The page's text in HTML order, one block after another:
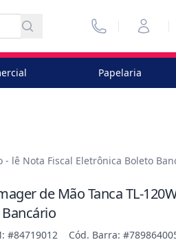
VendedoresMinha
Papelaria
- lê Nota Fiscal Eletrônica Boleto
de Mão Tanca TL-
#84719012 Cód. Barra: